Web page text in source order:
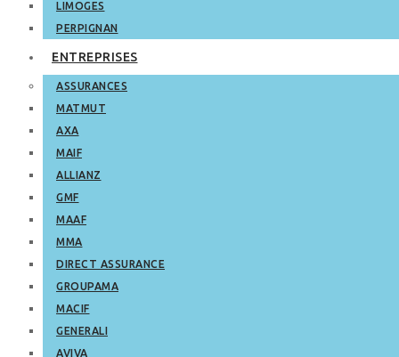
LIMOGES
PERPIGNAN
ENTREPRISES
ASSURANCES
MATMUT
AXA
MAIF
ALLIANZ
GMF
MAAF
MMA
DIRECT ASSURANCE
GROUPAMA
MACIF
GENERALI
AVIVA